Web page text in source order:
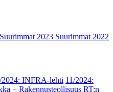
Suurimmat 2023 Suurimmat 2022
2024: INFRA-lehti 11/2024:
− Rakennusteollisuus RT:n